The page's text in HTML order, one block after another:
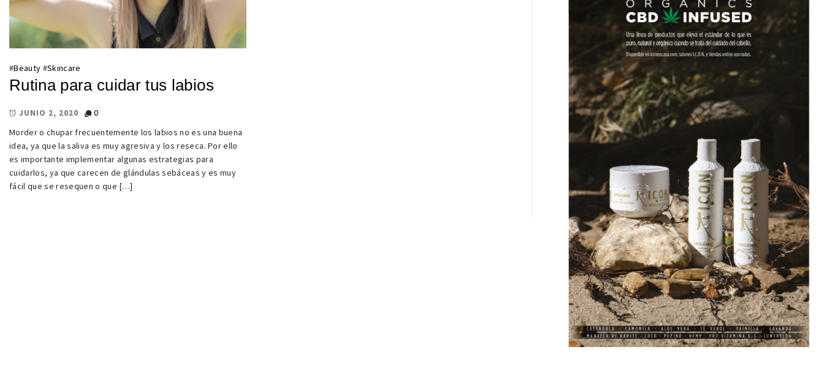
#Beauty #Skincare
Rutina para cuidar tus labios
JUNIO 2, 2020
0
Morder o chupar frecuentemente los labios no es una buena
idea, ya que la saliva es muy agresiva y los reseca. Por ello
es importante implementar algunas estrategias para
cuidarlos, ya que carecen de glándulas sebáceas y es muy
fácil que se resequen o que […]